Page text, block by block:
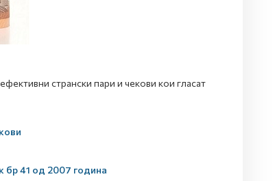
странски пари и чекови кои гласат
бр 41 од 2007 година